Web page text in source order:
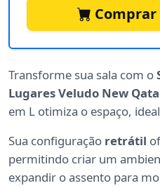
Comprar
Transforme sua sala com o
Lugares Veludo New
em L otimiza o espaço,
Sua configuração retrátil
permitindo criar um
expandir o assento para